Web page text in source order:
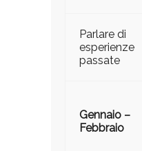
Parlare di
esperienze
passate
Gennaio –
Febbraio